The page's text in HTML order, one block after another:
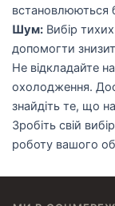
встановлюються
Шум: Вибір
допомогти
Не відкладайте
охолодження.
знайдіть те, що
Зробіть свій
роботу вашого